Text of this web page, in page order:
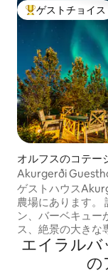
大好評のゲストチ
ゲストチョイス
オルフスのコテー
Akurgerði
イフスタイル
ゲストハウス
農場にあります。 設備の整ったキッチ
ン、バーベキュー
ス、絶景の大きな
ます。 小さく居心地の良い家（25平方メ
ートル）は2名様
に作られていま
エイラル
の